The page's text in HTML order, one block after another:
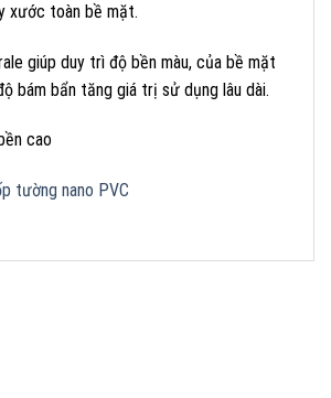
xước toàn bề mặt.
giúp duy trì độ bền màu, của bề mặt
bám bẩn tăng giá trị sử dụng lâu dài.
cao
tường nano PVC